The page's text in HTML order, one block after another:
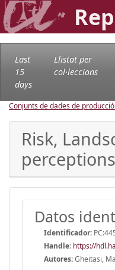
Last
15
days
Llistat per
col·leccions
Conjunts de dades de
Risk,
Datos
Identificador:
Handle: https://
Autores:Gheitasi,